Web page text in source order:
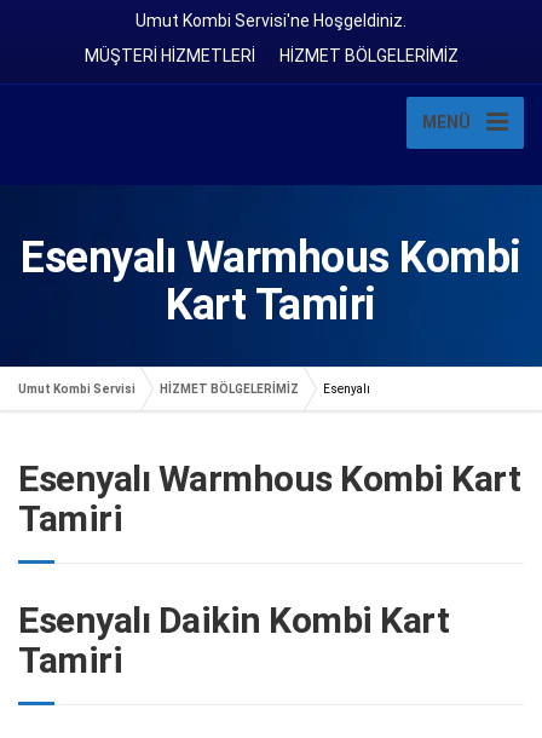
Umut Kombi Servisi'ne Hoşgeldiniz.
MÜŞTERİ HİZMETLERİ
HİZMET BÖLGELERİMİZ
MENÜ
Esenyalı Warmhous Kombi
Kart Tamiri
Umut Kombi Servisi HİZMET BÖLGELERİMİZ Esenyalı
Esenyalı Warmhous Kombi Kart
Tamiri
Esenyalı Daikin Kombi Kart
Tamiri